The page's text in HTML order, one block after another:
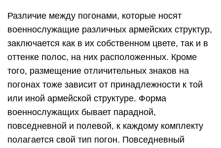
Различие между погонами, которые носят
военнослужащие различных армейских структур,
заключается как в их собственном цвете, так и в
оттенке полос, на них расположенных. Кроме
того, размещение отличительных знаков на
погонах тоже зависит от принадлежности к той
или иной армейской структуре. Форма
военнослужащих бывает парадной,
повседневной и полевой, к каждому комплекту
полагается свой тип погон. Повседневный